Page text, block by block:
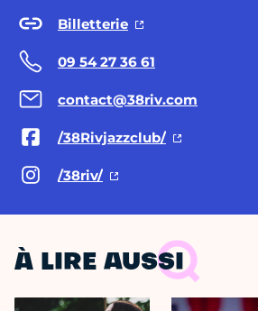
Billetterie
09 54 27 36 61
contact@38riv.com
/38Rivjazzclub/
/38riv/
À LIRE AUSSI